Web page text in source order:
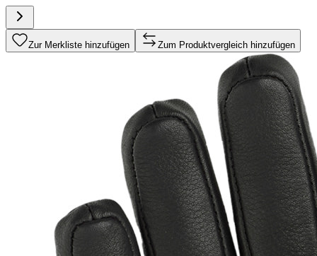
Zur Merkliste hinzufügen Zum Produktvergleich hinzufügen